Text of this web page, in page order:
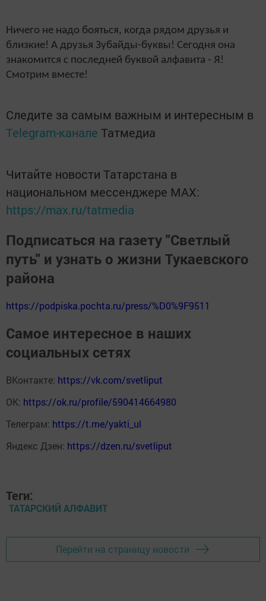
Ничего не надо бояться, когда рядом друзья и
близкие! А друзья Зубайды-буквы! Сегодня она
знакомится с последней буквой алфавита - Я!
Смотрим вместе!
Следите за самым важным и интересным в
Telegram-канале Татмедиа
Читайте новости Татарстана в
национальном мессенджере MАХ:
https://max.ru/tatmedia
Подписаться на газету "Светлый
путь" и узнать о жизни Тукаевского
района
https://podpiska.pochta.ru/press/%D0%9F9511
Самое интересное в наших
социальных сетях
ВКонтакте: https://vk.com/svetliput
ОК: https://ok.ru/profile/590414664980
Телеграм: https://t.me/yakti_ul
Яндекс Дзен: https://dzen.ru/svetliput
Теги:
ТАТАРСКИЙ АЛФАВИТ
Перейти на страницу новости